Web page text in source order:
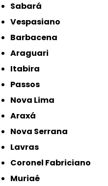
Sabará
Vespasiano
Barbacena
Araguari
Itabira
Passos
Nova Lima
Araxá
Nova Serrana
Lavras
Coronel Fabriciano
Muriaé